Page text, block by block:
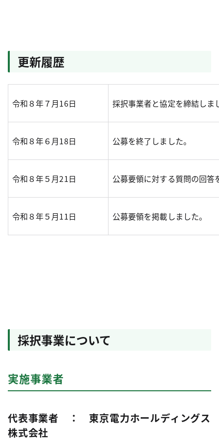
更新履歴
令和８年７月16日 採択事業者と協定を締結しま
令和８年６月18日 公募を終了しました。
令和８年５月21日 公募要領に対する質問の回答
令和８年５月11日 公募要領を掲載しました。
採択事業について
実施事業者
代表事業者 ： 東京電力ホールディングス
株式会社